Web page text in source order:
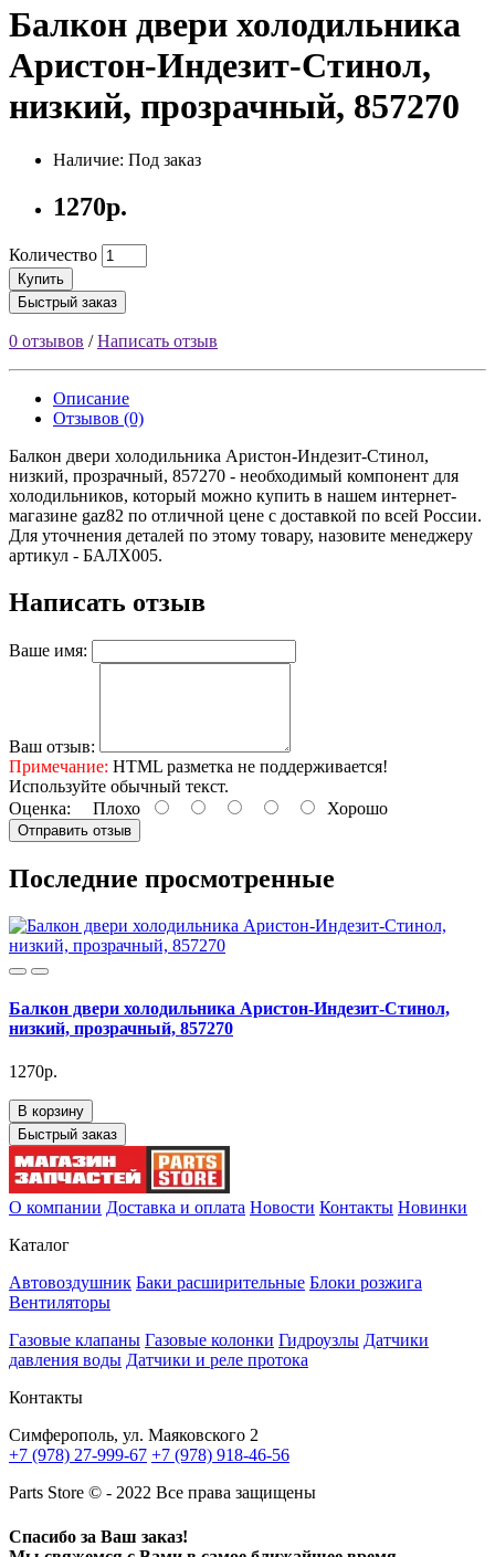
Балкон двери холодильника
Аристон-Индезит-Стинол,
низкий, прозрачный, 857270
Наличие: Под заказ
1270р.
Количество
Купить
Быстрый заказ
0 отзывов /Написать отзыв
Описание
Отзывов (0)
Балкон двери холодильника Аристон-Индезит-Стинол,
низкий, прозрачный, 857270 - необходимый компонент для
холодильников, который можно купить в нашем интернет-
магазине gaz82 по отличной цене с доставкой по всей России.
Для уточнения деталей по этому товару, назовите менеджеру
артикул - БАЛХ005.
Написать отзыв
Ваше имя:
Ваш отзыв:
Примечание: HTML разметка не поддерживается!
Используйте обычный текст.
Оценка: Плохо Хорошо
Отправить отзыв
Последние просмотренные
Балкон двери холодильника Аристон-Индезит-Стинол,
низкий, прозрачный, 857270
1270р.
В корзину
Быстрый заказ
О компании Доставка и оплата Новости Контакты Новинки
Каталог
Автовоздушник Баки расширительные Блоки розжига
Вентиляторы
Газовые клапаны Газовые колонки Гидроузлы Датчики
давления воды Датчики и реле протока
Контакты
Симферополь, ул. Маяковского 2
+7 (978) 27-999-67 +7 (978) 918-46-56
Parts Store © - 2022 Все права защищены
Спасибо за Ваш заказ!